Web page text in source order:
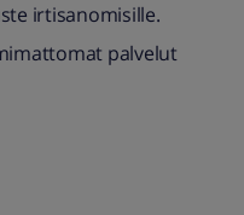
irtisanomisille.
palvelut